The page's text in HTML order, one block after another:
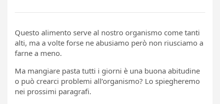
Questo alimento serve al nostro organismo come tanti
alti, ma a volte forse ne abusiamo però non riusciamo a
farne a meno.
Ma mangiare pasta tutti i giorni è una buona abitudine
o può crearci problemi all’organismo? Lo spiegheremo
nei prossimi paragrafi.